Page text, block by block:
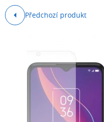
Předchozí produkt